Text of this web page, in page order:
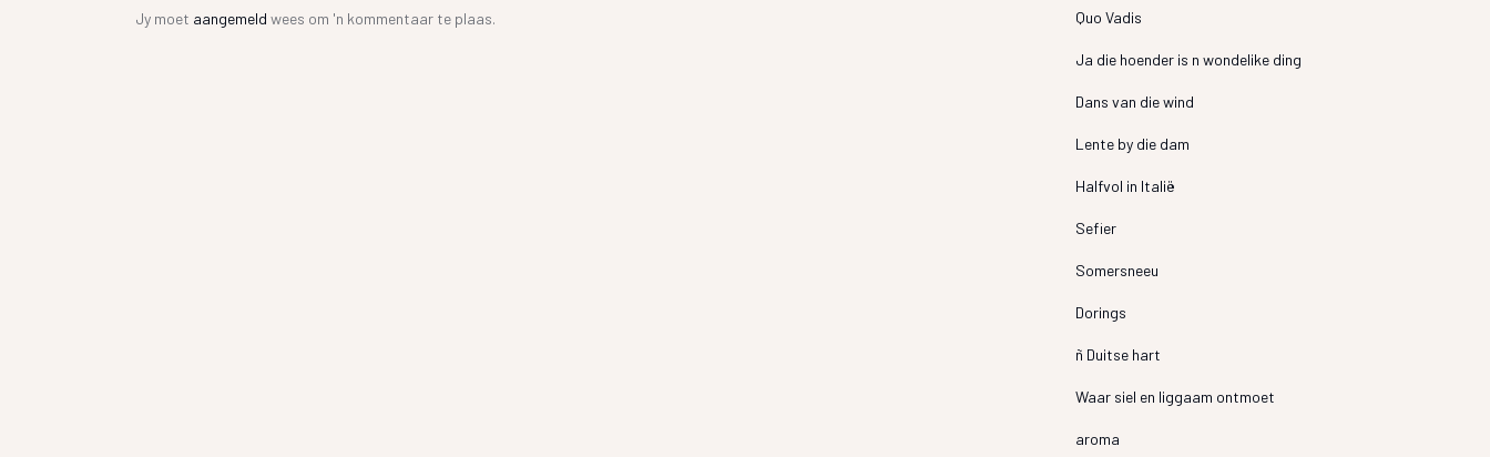
Jy moet aangemeld wees om 'n kommentaar te plaas. Quo Vadis
Ja die hoender is n wondelike ding
Dans van die wind
Lente by die dam
Halfvol in Italië
Sefier
Somersneeu
Dorings
ñ Duitse hart
Waar siel en liggaam ontmoet
aroma